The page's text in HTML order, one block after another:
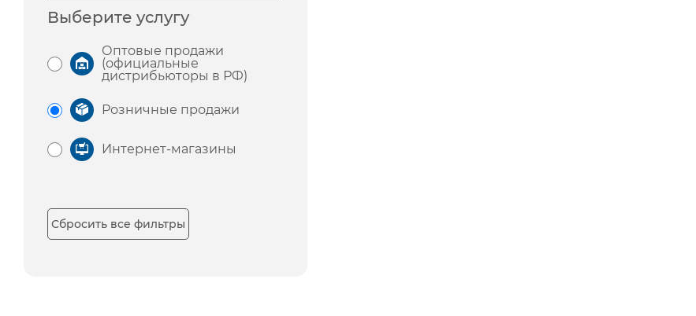
Выберите услугу
Оптовые продажи
(официальные
дистрибьюторы в РФ)
Розничные продажи
Интернет-магазины
Сбросить все фильтры